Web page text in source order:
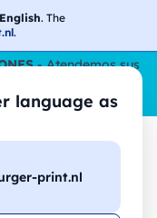
English. The
.
language as
print.nl
- Atendemos sus
en agosto.
Sin parar